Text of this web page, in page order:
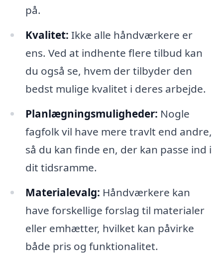
på.
Kvalitet: Ikke alle håndværkere er
ens. Ved at indhente flere tilbud kan
du også se, hvem der tilbyder den
bedst mulige kvalitet i deres arbejde.
Planlægningsmuligheder: Nogle
fagfolk vil have mere travlt end andre,
så du kan finde en, der kan passe ind i
dit tidsramme.
Materialevalg: Håndværkere kan
have forskellige forslag til materialer
eller emhætter, hvilket kan påvirke
både pris og funktionalitet.